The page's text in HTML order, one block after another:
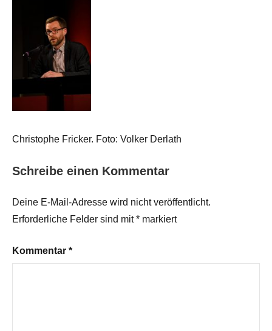
Christophe Fricker. Foto: Volker Derlath
Schreibe einen Kommentar
Deine E-Mail-Adresse wird nicht veröffentlicht.
Erforderliche Felder sind mit* markiert
Kommentar *